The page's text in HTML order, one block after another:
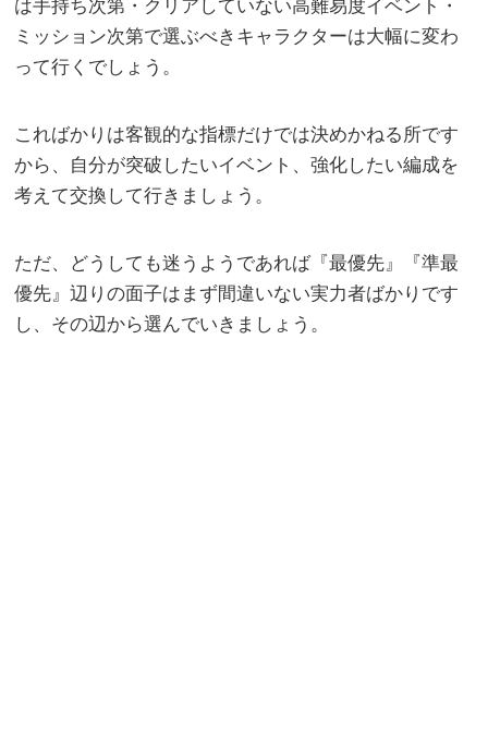
は手持ち次第・クリアしていない高難易度イベント・
ミッション次第で選ぶべきキャラクターは大幅に変わ
って行くでしょう。
こればかりは客観的な指標だけでは決めかねる所です
から、自分が突破したいイベント、強化したい編成を
考えて交換して行きましょう。
ただ、どうしても迷うようであれば『最優先』『準最
優先』辺りの面子はまず間違いない実力者ばかりです
し、その辺から選んでいきましょう。